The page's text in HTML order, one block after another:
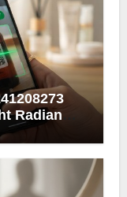
Radiance